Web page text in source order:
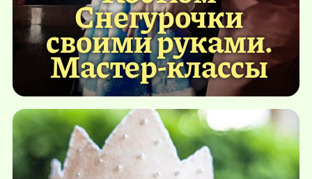
Снегурочки
своими руками.
Мастер-классы